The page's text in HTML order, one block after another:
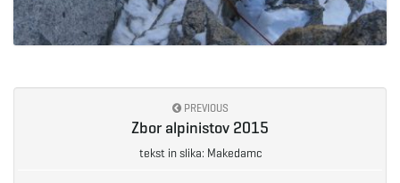
PREVIOUS
Zbor alpinistov 2015
tekst in slika: Makedamc